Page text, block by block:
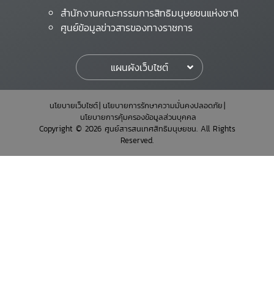
สำนักงานคณะกรรมการสิทธิมนุษยชนแห่งชาติ
ศูนย์ข้อมูลข่าวสารของทางราชการ
แผนผังเว็บไซต์
นโยบายเว็บไซต์ นโยบายการรักษาความมั่นคงปลอดภัย
นโยบายการคุ้มครองข้อมูลส่วนบุคคล
Copyright © 2026 ศูนย์สารสนเทศสิทธิมนุษยชน. All Rights
Reserved.